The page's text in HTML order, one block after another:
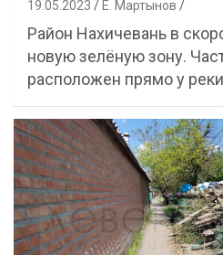
19.05.2023 Е. Мартынов
Район Нахичевань в
новую зелёную зону.
расположен прямо у